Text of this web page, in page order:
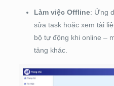
Làm việc Offline: Ứng
sửa task hoặc xem tài
bộ tự động khi online –
tảng khác.